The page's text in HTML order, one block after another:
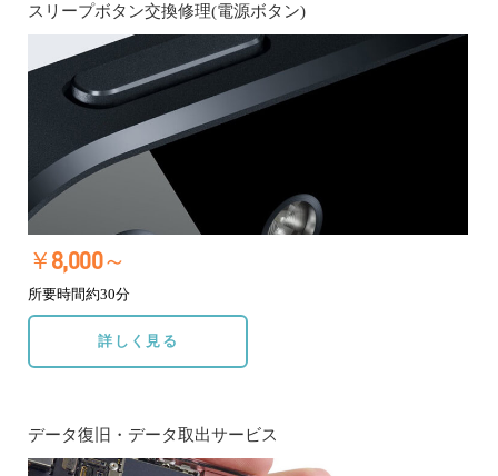
スリープボタン交換修理(電源ボタン)
￥8,000～
所要時間約30分
詳しく見る
データ復旧・データ取出サービス